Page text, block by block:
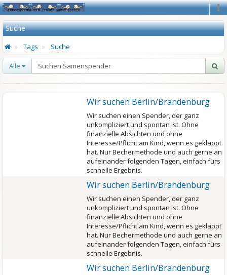
Suche
Tags Suche
Alle
Wir suchen Berlin/Brandenburg
Wir suchen einen Spender, der ganz
unkompliziert und spontan ist. Ohne
finanzielle Absichten und ohne
Interesse/Pflicht am Kind, wenn es geklappt
hat. Nur Bechermethode und auch gerne an
aufeinander folgenden Tagen, einfach fürs
schnelle Ergebnis.
Wir suchen Berlin/Brandenburg
Wir suchen einen Spender, der ganz
unkompliziert und spontan ist. Ohne
finanzielle Absichten und ohne
Interesse/Pflicht am Kind, wenn es geklappt
hat. Nur Bechermethode und auch gerne an
aufeinander folgenden Tagen, einfach fürs
schnelle Ergebnis.
Wir suchen Berlin/Brandenburg